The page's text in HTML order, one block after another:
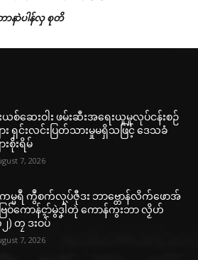
နာဲပါန်လှ စုတိ
ယစ်ဆေးဝါး ဖမ်းဆီးအရေးယူမှုလုပ်ငန်းစဉ်
ား ရှင်းလင်းပြတ်သားမှုမရှိသဖြင့် ဒေသခံ
ားစိုးရိမ်
7, 2026
ကမ္မရဳ ကွဳစက်လုပ်ဇီုဒး ဘာဗ္တောန်လိက်ဖောအ်
ေဝ်ကောန်ၚာ်မွဲဒၞါဲတုဲ ကောန်ကွးဘာ လၟိဟ်
၂) တၠ ဒးဝပ်
7, 2026